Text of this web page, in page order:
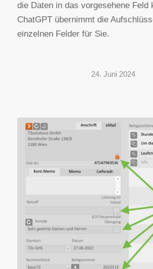
die Daten in das vorgesehene Feld
ChatGPT übernimmt die
einzelnen Felder für Sie.
24. Juni 2024